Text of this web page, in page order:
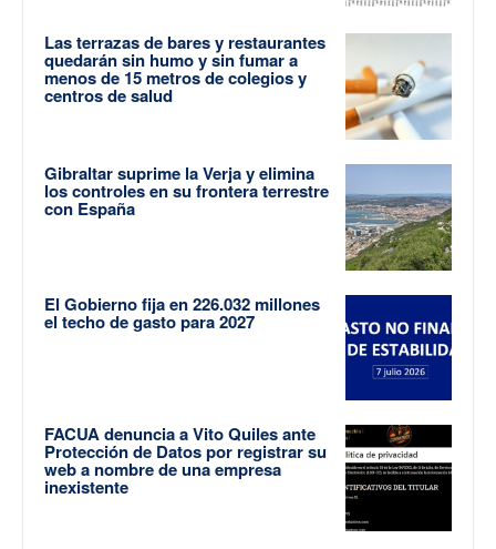
Las terrazas de bares y restaurantes
quedarán sin humo y sin fumar a
menos de 15 metros de colegios y
centros de salud
Gibraltar suprime la Verja y elimina
los controles en su frontera terrestre
con España
El Gobierno fija en 226.032 millones
el techo de gasto para 2027
FACUA denuncia a Vito Quiles ante
Protección de Datos por registrar su
web a nombre de una empresa
inexistente